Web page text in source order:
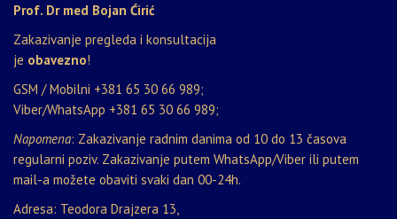
Prof. Dr med Bojan Ćirić
Zakazivanje pregleda i konsultacija
je obavezno!
GSM / Mobilni +381 65 30 66 989;
Viber/WhatsApp +381 65 30 66 989;
Napomena: Zakazivanje radnim danima od 10 do 13 časova
regularni poziv. Zakazivanje putem WhatsApp/Viber ili putem
mail-a možete obaviti svaki dan 00-24h.
Adresa: Teodora Drajzera 13,